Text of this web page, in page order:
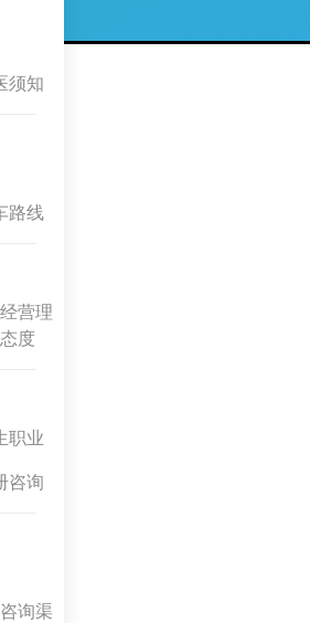
须知
路线
营理
度
职业
咨询
询渠